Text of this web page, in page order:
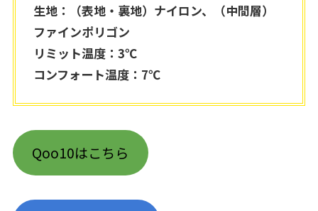
生地：（表地・裏地）ナイロン、（中間層）
ファインポリゴン
リミット温度：3℃
コンフォート温度：7℃
Qoo10はこちら